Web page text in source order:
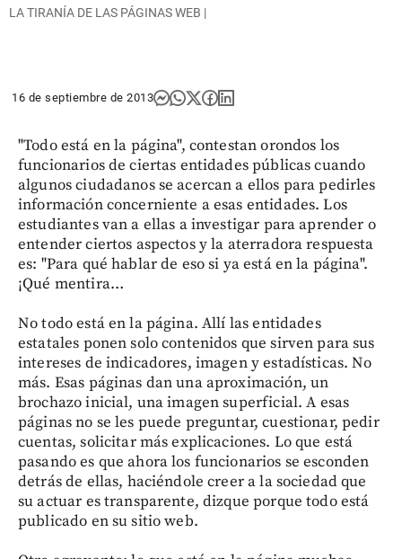
LA TIRANÍA DE LAS PÁGINAS WEB |
16 de septiembre de 2013
"Todo está en la página", contestan orondos los
funcionarios de ciertas entidades públicas cuando
algunos ciudadanos se acercan a ellos para pedirles
información concerniente a esas entidades. Los
estudiantes van a ellas a investigar para aprender o
entender ciertos aspectos y la aterradora respuesta
es: "Para qué hablar de eso si ya está en la página".
¡Qué mentira…
No todo está en la página. Allí las entidades
estatales ponen solo contenidos que sirven para sus
intereses de indicadores, imagen y estadísticas. No
más. Esas páginas dan una aproximación, un
brochazo inicial, una imagen superficial. A esas
páginas no se les puede preguntar, cuestionar, pedir
cuentas, solicitar más explicaciones. Lo que está
pasando es que ahora los funcionarios se esconden
detrás de ellas, haciéndole creer a la sociedad que
su actuar es transparente, dizque porque todo está
publicado en su sitio web.